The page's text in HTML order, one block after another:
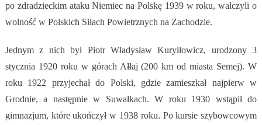
po zdradzieckim ataku Niemiec na Polskę 1939 w roku, walczyli o
wolność w Polskich Siłach Powietrznych na Zachodzie.
Jednym z nich był Piotr Władysław Kuryłłowicz, urodzony 3
stycznia 1920 roku w górach Ałłaj (200 km od miasta Semej). W
roku 1922 przyjechał do Polski, gdzie zamieszkał najpierw w
Grodnie, a następnie w Suwałkach. W roku 1930 wstąpił do
gimnazjum, które ukończył w 1938 roku. Po kursie szybowcowym